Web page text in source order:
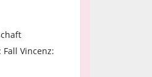
Vincenz: